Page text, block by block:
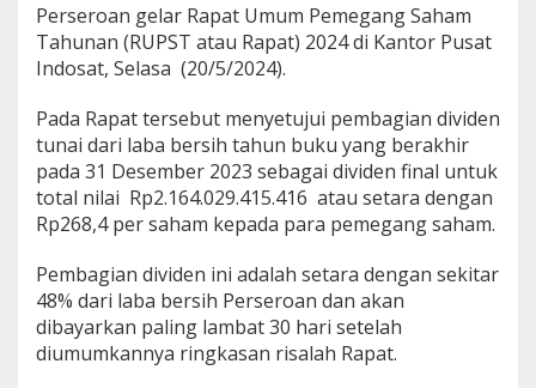
M
e
n
j
u
A
I
a
i
v
e
T
e
Perseroan gelar Rapat Umum Pemegang Saham
Tahunan (RUPST atau Rapat) 2024 di Kantor Pusat
Indosat, Selasa (20/5/2024).
Pada Rapat tersebut menyetujui pembagian dividen
tunai dari laba bersih tahun buku yang berakhir
pada 31 Desember 2023 sebagai dividen final untuk
total nilai Rp2.164.029.415.416 atau setara dengan
Rp268,4 per saham kepada para pemegang saham.
Pembagian dividen ini adalah setara dengan sekitar
48% dari laba bersih Perseroan dan akan
dibayarkan paling lambat 30 hari setelah
diumumkannya ringkasan risalah Rapat.